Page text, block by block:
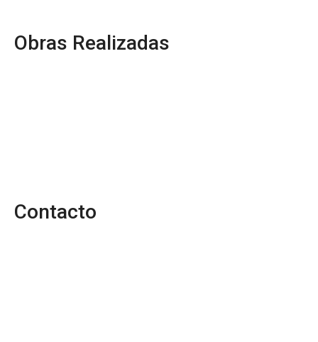
Obras Realizadas
Contacto